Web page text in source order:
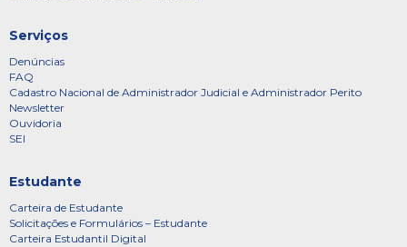
Serviços
Denúncias
FAQ
Cadastro Nacional de Administrador Judicial e Administrador Perito
Newsletter
Ouvidoria
SEI
Estudante
Carteira de Estudante
Solicitações e Formulários – Estudante
Carteira Estudantil Digital